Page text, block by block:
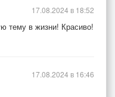
тему в жизни! Красиво!
17.08.2024 в 18:52
17.08.2024 в 16:46